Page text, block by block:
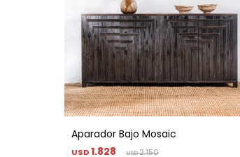
Aparador Bajo Mosaic
USD1.828 USD2.150